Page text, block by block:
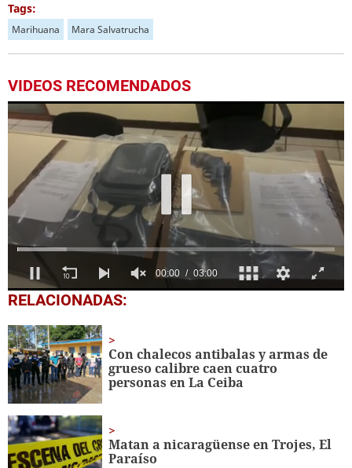
Tags:
Marihuana Mara Salvatrucha
VIDEOS RECOMENDADOS
0
seconds
3
minutes,
0
RELACIONADAS:
Con chalecos antibalas y armas de
grueso calibre caen cuatro
personas en La Ceiba
Matan a nicaragüense en Trojes, El
Paraíso